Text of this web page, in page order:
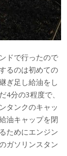
ドで行ったので
るのは初めての
ぎ足し給油をし
4分の3程度で、
タンクのキャッ
油キャップを閉
ためにエンジン
ガソリンスタン